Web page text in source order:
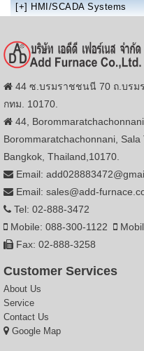
[+] HMI/SCADA Systems
44 ซ.บรมราชชนนี 70 ถ.บร
กทม. 10170.
44,
Borommaratchachonnani, Sala
Bangkok, Thailand,10170.
Email:
Email: sales@add-
Tel: 02-888-3472
Mobile: 088-300-1122
Fax: 02-888-3258
Customer Services
About Us
Service
Contact Us
Google Map